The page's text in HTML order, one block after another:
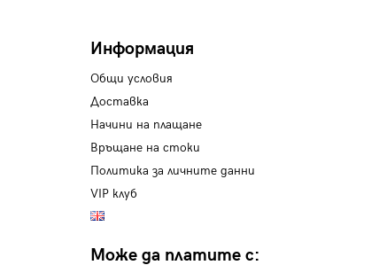
Информация
Общи условия
Доставка
Начини на плащане
Връщане на стоки
Политика за личните данни
VIP клуб
Може да платите с: